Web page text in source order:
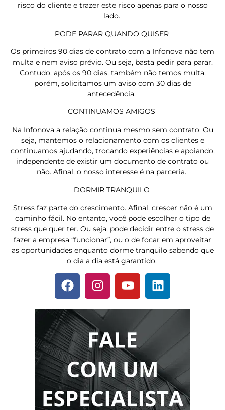
risco do cliente e trazer este risco apenas para o nosso
lado.
PODE PARAR QUANDO QUISER
Os primeiros 90 dias de contrato com a Infonova não tem
multa e nem aviso prévio. Ou seja, basta pedir para parar.
Contudo, após os 90 dias, também não temos multa,
porém, solicitamos um aviso com 30 dias de
antecedência.
CONTINUAMOS AMIGOS
Na Infonova a relação continua mesmo sem contrato. Ou
seja, mantemos o relacionamento com os clientes e
continuamos ajudando, trocando experiências e apoiando,
independente de existir um documento de contrato ou
não. Afinal, o nosso interesse é na parceria.
DORMIR TRANQUILO
Stress faz parte do crescimento. Afinal, crescer não é um
caminho fácil. No entanto, você pode escolher o tipo de
stress que quer ter. Ou seja, pode decidir entre o stress de
fazer a empresa “funcionar”, ou o de focar em aproveitar
as oportunidades enquanto dorme tranquilo sabendo que
o dia a dia está garantido.